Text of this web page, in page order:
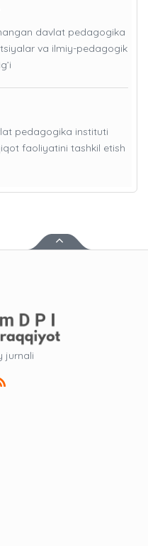
davlat pedagogika
va ilmiy-pedagogik
pedagogika instituti
faoliyatini tashkil etish
jurnali